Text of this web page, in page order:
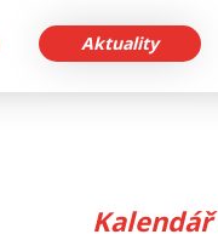
Aktuality